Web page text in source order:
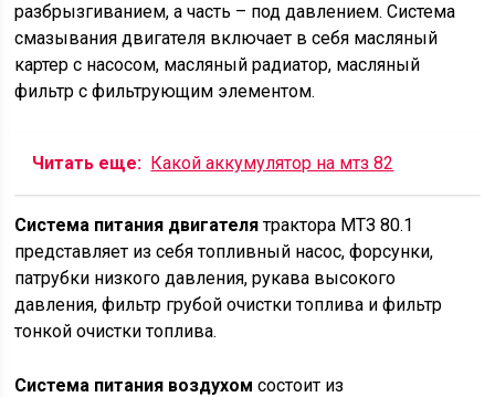
разбрызгиванием, а часть – под давлением. Система
смазывания двигателя включает в себя масляный
картер с насосом, масляный радиатор, масляный
фильтр с фильтрующим элементом.
Читать еще: Какой аккумулятор на мтз 82
Система питания двигателятрактора МТЗ 80.1
представляет из себя топливный насос, форсунки,
патрубки низкого давления, рукава высокого
давления, фильтр грубой очистки топлива и фильтр
тонкой очистки топлива.
Система питания воздухом состоит из